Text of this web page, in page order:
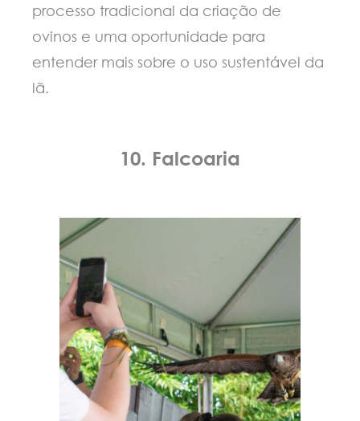
processo tradicional da criação de
ovinos e uma oportunidade para
entender mais sobre o uso sustentável da
lã.
10. Falcoaria